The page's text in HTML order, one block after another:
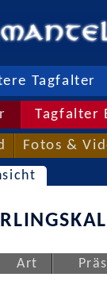
Tagfalter
Tagfalter
Fotos &
Art